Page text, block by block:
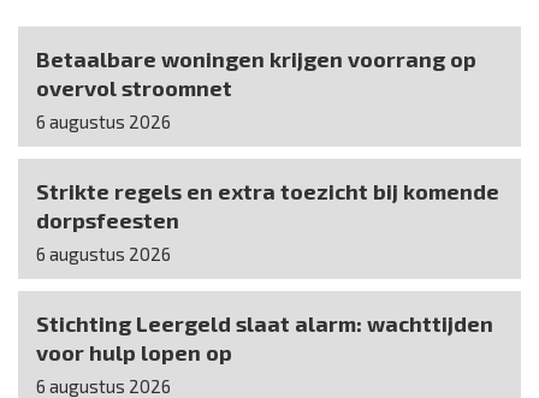
Betaalbare woningen krijgen voorrang op
overvol stroomnet
6 augustus 2026
Strikte regels en extra toezicht bij komende
dorpsfeesten
6 augustus 2026
Stichting Leergeld slaat alarm: wachttijden
voor hulp lopen op
6 augustus 2026